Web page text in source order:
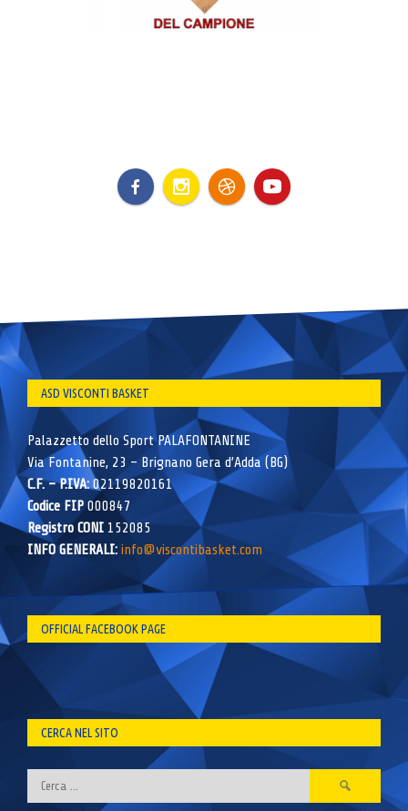
ASD VISCONTI BASKET
Palazzetto dello Sport PALAFONTANINE
Via Fontanine, 23 – Brignano Gera d’Adda (BG)
C.F. – P.IVA:02119820161
Codice FIP000847
Registro CONI 152085
INFO GENERALI: info@viscontibasket.com
OFFICIAL FACEBOOK PAGE
CERCA NEL SITO
Ricerca
per: